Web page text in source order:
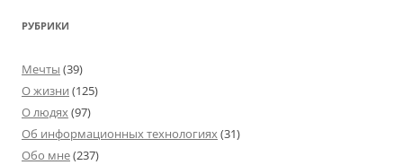
РУБРИКИ
Мечты (39)
О жизни (125)
О людях(97)
Об информационных технологиях(31)
Обо мне(237)